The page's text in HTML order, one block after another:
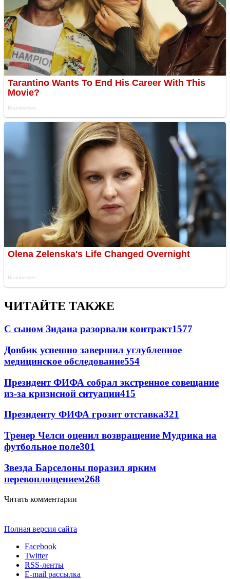
ЧИТАЙТЕ ТАКЖЕ
С сыном Зидана разорвали контракт1577
Довбик успешно завершил углубленное
медицинское обследование554
Президент ФИФА собрал экстренное совещание
из-за кризисной ситуации415
Президенту ФИФА грозит отставка321
Тренер Челси оценил возвращение Мудрика на
футбольное поле301
Звезда Барселоны поразил ярким
перевоплощением268
Читать комментарии
Полная версия сайта
Facebook
Twitter
RSS-ленты
E-mail рассылка